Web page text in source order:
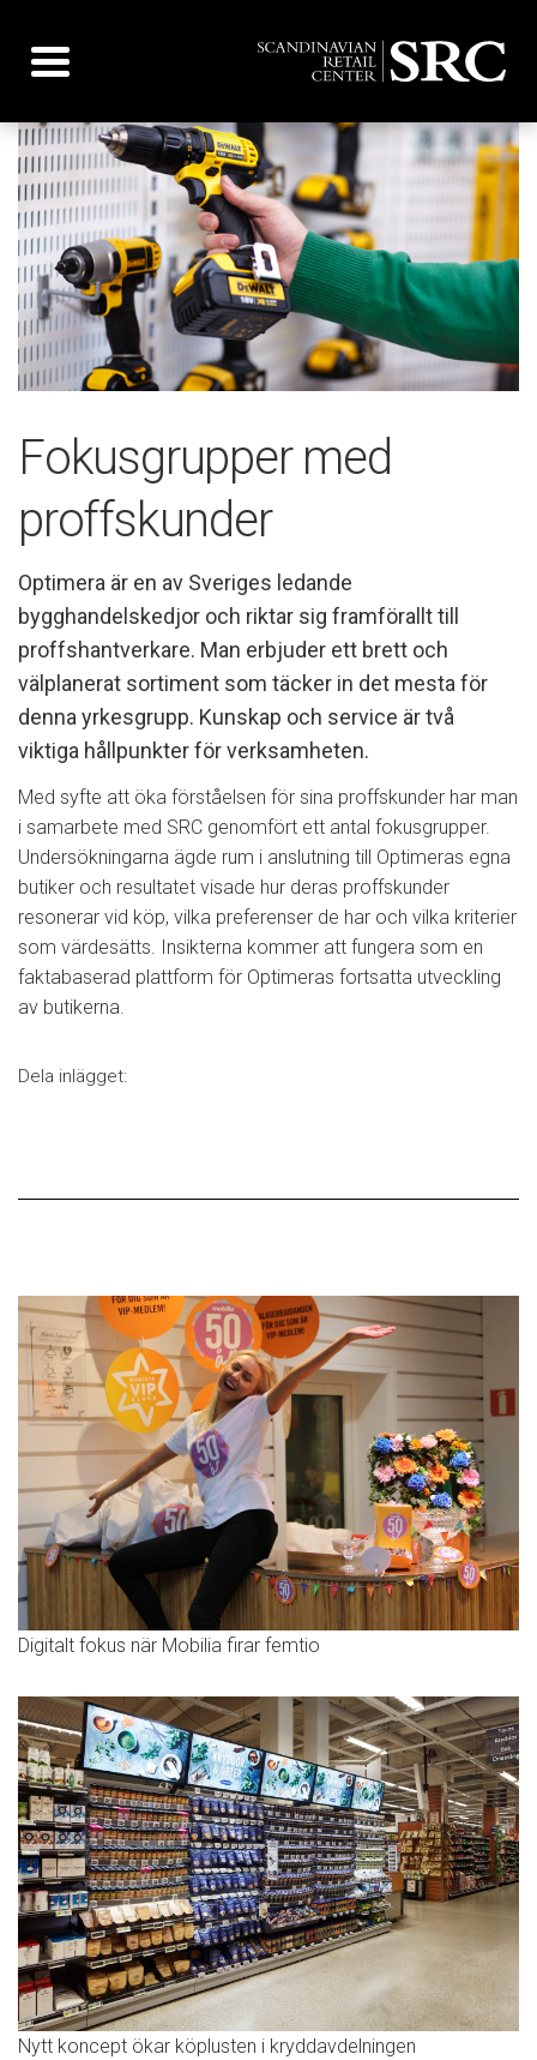
Toggle navigation
Fokusgrupper med
proffskunder
Optimera är en av Sveriges ledande
bygghandelskedjor och riktar sig framförallt till
proffshantverkare. Man erbjuder ett brett och
välplanerat sortiment som täcker in det mesta för
denna yrkesgrupp. Kunskap och service är två
viktiga hållpunkter för verksamheten.
Med syfte att öka förståelsen för sina proffskunder har man
i samarbete med SRC genomfört ett antal fokusgrupper.
Undersökningarna ägde rum i anslutning till Optimeras egna
butiker och resultatet visade hur deras proffskunder
resonerar vid köp, vilka preferenser de har och vilka kriterier
som värdesätts. Insikterna kommer att fungera som en
faktabaserad plattform för Optimeras fortsatta utveckling
av butikerna.
Dela inlägget:
Digitalt fokus när Mobilia firar femtio
Nytt koncept ökar köplusten i kryddavdelningen